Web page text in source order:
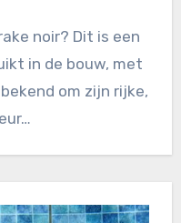
noir? Dit is een
in de bouw, met
om zijn rijke,